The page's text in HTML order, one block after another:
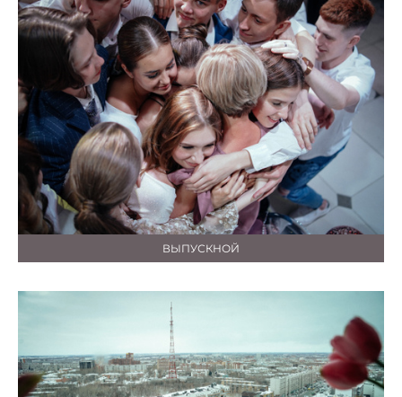
ВЫПУСКНОЙ